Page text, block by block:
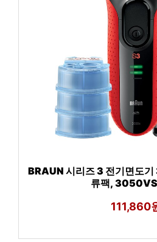
BRAUN 시리즈 3 전기면도
류팩,
111,860